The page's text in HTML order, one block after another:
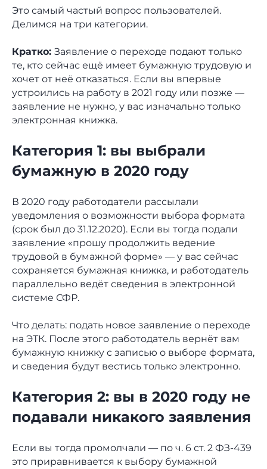
Это самый частый вопрос пользователей.
Делимся на три категории.
Кратко: Заявление о переходе подают только
те, кто сейчас ещё имеет бумажную трудовую и
хочет от неё отказаться. Если вы впервые
устроились на работу в 2021 году или позже —
заявление не нужно, у вас изначально только
электронная книжка.
Категория 1: вы выбрали
бумажную в 2020 году
В 2020 году работодатели рассылали
уведомления о возможности выбора формата
(срок был до 31.12.2020). Если вы тогда подали
заявление «прошу продолжить ведение
трудовой в бумажной форме» — у вас сейчас
сохраняется бумажная книжка, и работодатель
параллельно ведёт сведения в электронной
системе СФР.
Что делать: подать новое заявление о переходе
на ЭТК. После этого работодатель вернёт вам
бумажную книжку с записью о выборе формата,
и сведения будут вестись только электронно.
Категория 2: вы в 2020 году не
подавали никакого заявления
Если вы тогда промолчали — по ч. 6 ст. 2 ФЗ-439
это приравнивается к выбору бумажной